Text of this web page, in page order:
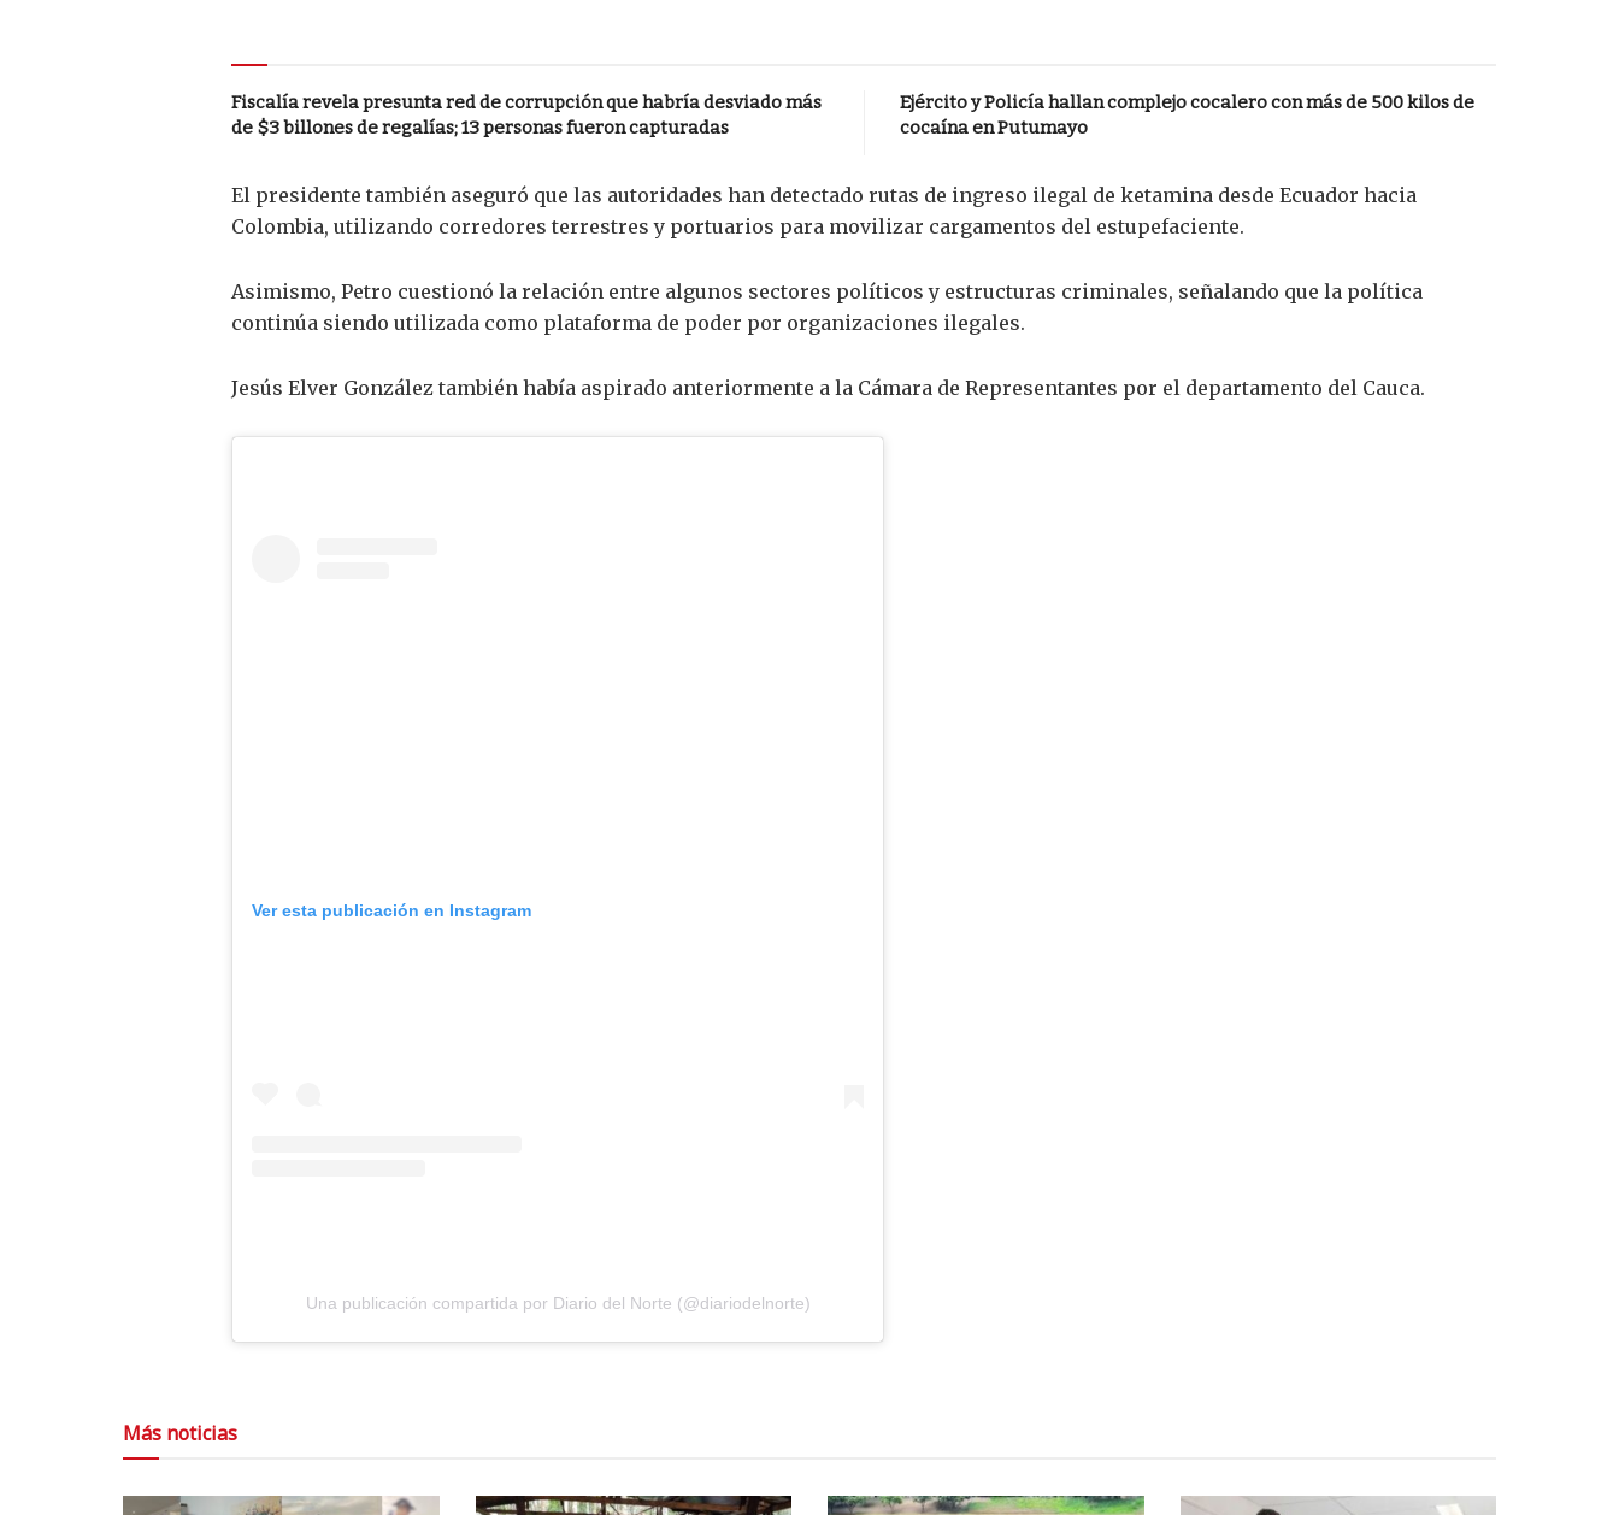
Fiscalía revela presunta red de corrupción que habría desviado más
de $3 billones de regalías; 13 personas fueron capturadas
Ejército y Policía hallan complejo cocalero con más de 500 kilos de
cocaína en Putumayo
El presidente también aseguró que las autoridades han detectado rutas de ingreso ilegal de ketamina desde Ecuador hacia
Colombia, utilizando corredores terrestres y portuarios para movilizar cargamentos del estupefaciente.
Asimismo, Petro cuestionó la relación entre algunos sectores políticos y estructuras criminales, señalando que la política
continúa siendo utilizada como plataforma de poder por organizaciones ilegales.
Jesús Elver González también había aspirado anteriormente a la Cámara de Representantes por el departamento del Cauca.
Ver esta publicación en Instagram
Una publicación compartida por Diario del Norte (@diariodelnorte)
Más noticias